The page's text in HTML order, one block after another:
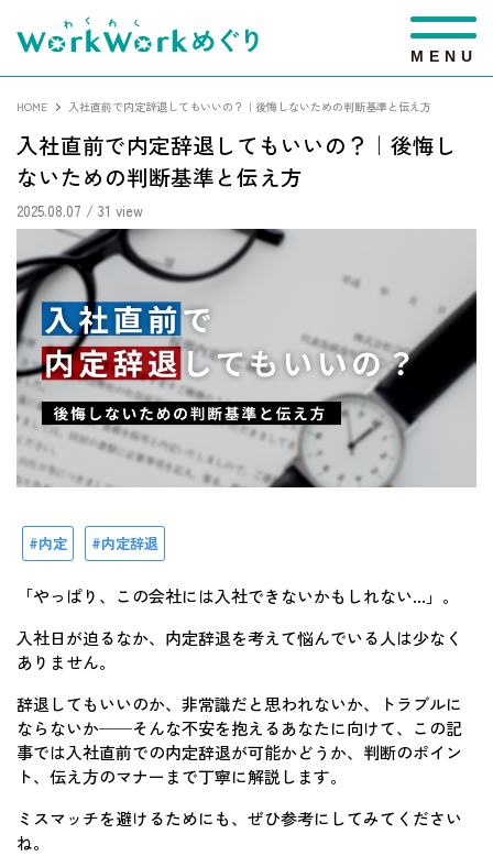
M E N U
HOME 入社直前で内定辞退してもいいの？｜後悔しないための判断基準と伝え方
入社直前で内定辞退してもいいの？｜後悔し
ないための判断基準と伝え方
2025.08.07 / 31 view
内定 内定辞退
「やっぱり、この会社には入社できないかもしれない…」。
入社日が迫るなか、内定辞退を考えて悩んでいる人は少なく
ありません。
辞退してもいいのか、非常識だと思われないか、トラブルに
ならないか──そんな不安を抱えるあなたに向けて、この記
事では入社直前での内定辞退が可能かどうか、判断のポイン
ト、伝え方のマナーまで丁寧に解説します。
ミスマッチを避けるためにも、ぜひ参考にしてみてください
ね。